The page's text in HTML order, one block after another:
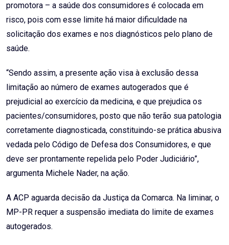
promotora – a saúde dos consumidores é colocada em
risco, pois com esse limite há maior dificuldade na
solicitação dos exames e nos diagnósticos pelo plano de
saúde.
“Sendo assim, a presente ação visa à exclusão dessa
limitação ao número de exames autogerados que é
prejudicial ao exercício da medicina, e que prejudica os
pacientes/consumidores, posto que não terão sua patologia
corretamente diagnosticada, constituindo-se prática abusiva
vedada pelo Código de Defesa dos Consumidores, e que
deve ser prontamente repelida pelo Poder Judiciário”,
argumenta Michele Nader, na ação.
A ACP aguarda decisão da Justiça da Comarca. Na liminar, o
MP-PR requer a suspensão imediata do limite de exames
autogerados.